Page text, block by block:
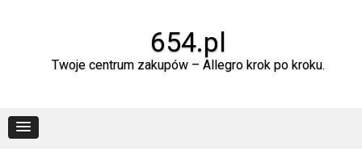
654.pl
Twoje centrum zakupów – Allegro krok po kroku.